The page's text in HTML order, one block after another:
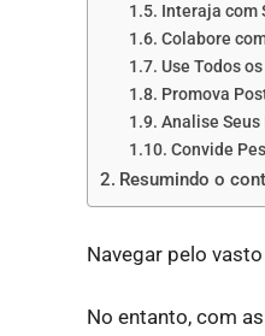
Interaja com
Colabore
Use Todos
Promova
Analise
Convide
Resumindo o
Navegar pelo
No entanto, com